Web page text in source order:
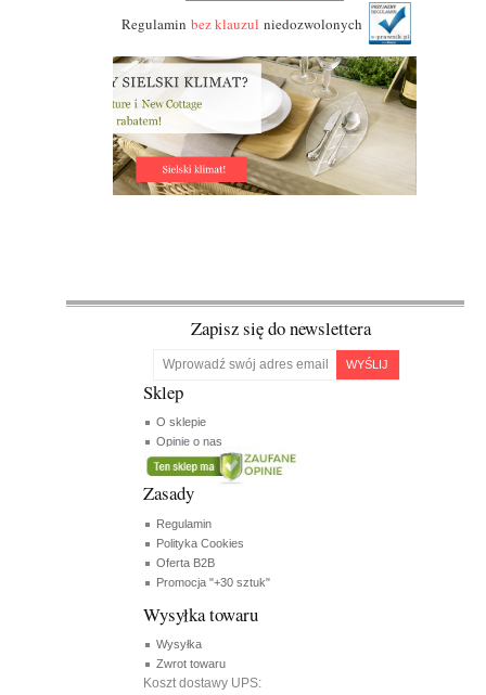
Regulaminbez klauzul niedozwolonych
Zapisz się do newslettera
WYŚLIJ
Sklep
O sklepie
Opinie o nas
Zasady
Regulamin
Polityka Cookies
Oferta B2B
Promocja "+30 sztuk"
Wysyłka towaru
Wysyłka
Zwrot towaru
Koszt dostawy UPS: